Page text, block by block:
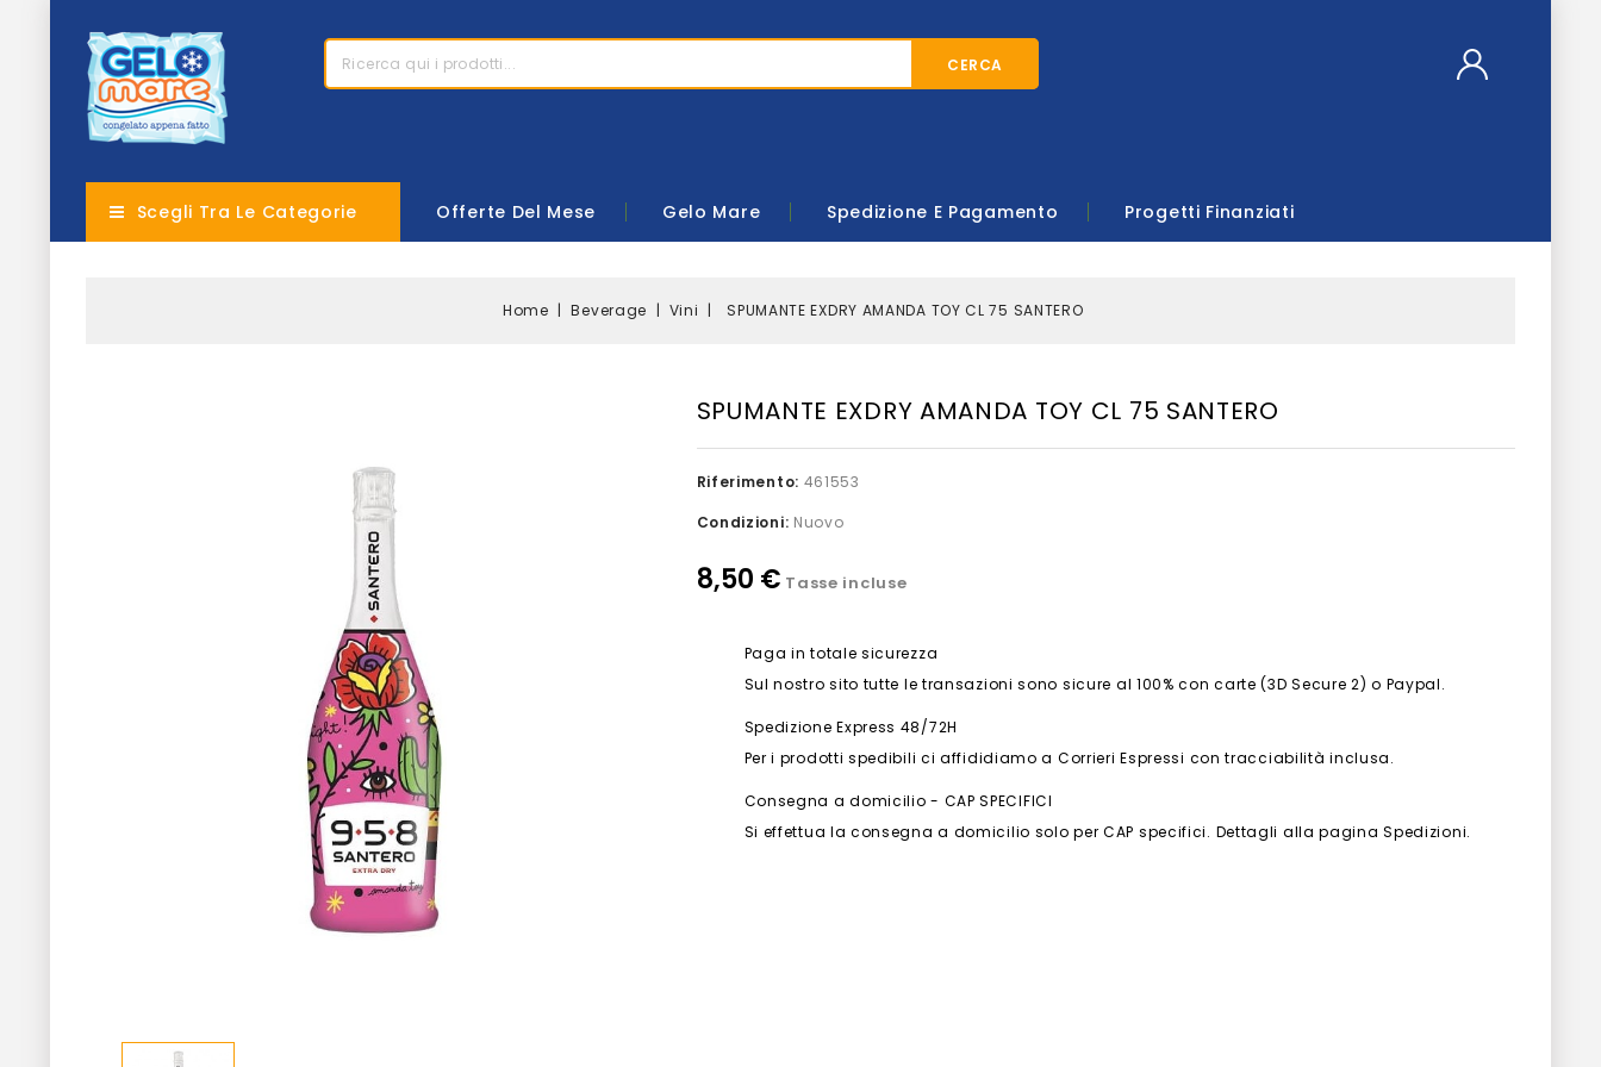
CERCA
Scegli Tra Le Categorie Offerte Del Mese Gelo Mare Spedizione E Pagamento Progetti Finanziati
Home Beverage Vini SPUMANTE EXDRY AMANDA TOY CL 75 SANTERO
SPUMANTE EXDRY AMANDA TOY CL 75 SANTERO
Riferimento: 461553
Condizioni: Nuovo
8,50 € Tasse incluse
Paga in totale sicurezza
Sul nostro sito tutte le transazioni sono sicure al 100% con carte (3D Secure 2) o Paypal.
Spedizione Express 48/72H
Per i prodotti spedibili ci affididiamo a Corrieri Espressi con tracciabilità inclusa.
Consegna a domicilio - CAP SPECIFICI
Si effettua la consegna a domicilio solo per CAP specifici. Dettagli alla pagina Spedizioni.